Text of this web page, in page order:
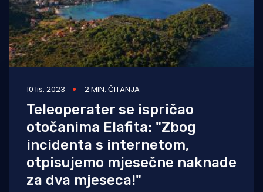
10 lis. 2023 2 MIN. ČITANJA
Teleoperater se ispričao
otočanima Elafita: "Zbog
incidenta s internetom,
otpisujemo mjesečne naknade
za dva mjeseca!"